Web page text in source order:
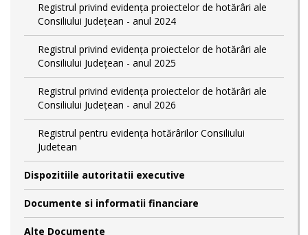
Registrul privind evidența proiectelor de hotărâri ale
Consiliului Județean - anul 2024
Registrul privind evidența proiectelor de hotărâri ale
Consiliului Județean - anul 2025
Registrul privind evidența proiectelor de hotărâri ale
Consiliului Județean - anul 2026
Registrul pentru evidența hotărârilor Consiliului
Judetean
Dispozitiile autoritatii executive
Documente si informatii financiare
Alte Documente